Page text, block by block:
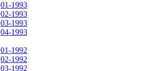
01-1993
02-1993
03-1993
04-1993
01-1992
02-1992
03-1992